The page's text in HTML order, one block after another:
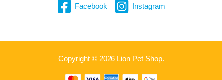
Facebook Instagram
Copyright © 2026 Lion Pet Shop.